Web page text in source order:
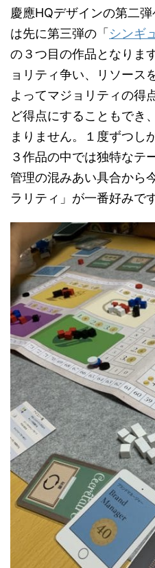
慶應HQデザインの第二
は先に第三弾の「シンギ
の３つ目の作品となりま
ョリティ争い、リソース
よってマジョリティの得
ど得点にすることもでき
まりません。１度ずつし
３作品の中では独特なテ
管理の混みあい具合から
ラリティ」が一番好みです